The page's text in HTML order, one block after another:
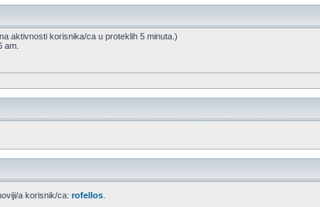
aktivnosti korisnika/ca u proteklih 5 minuta.)
am.
a korisnik/ca: rofellos